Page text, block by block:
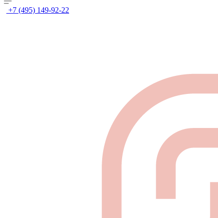
+7 (495) 149-92-22